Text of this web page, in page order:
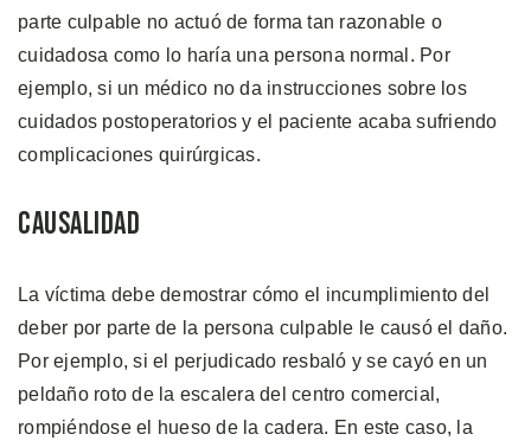
parte culpable no actuó de forma tan razonable o
cuidadosa como lo haría una persona normal. Por
ejemplo, si un médico no da instrucciones sobre los
cuidados postoperatorios y el paciente acaba sufriendo
complicaciones quirúrgicas.
Causalidad
La víctima debe demostrar cómo el incumplimiento del
deber por parte de la persona culpable le causó el daño.
Por ejemplo, si el perjudicado resbaló y se cayó en un
peldaño roto de la escalera del centro comercial,
rompiéndose el hueso de la cadera. En este caso, la